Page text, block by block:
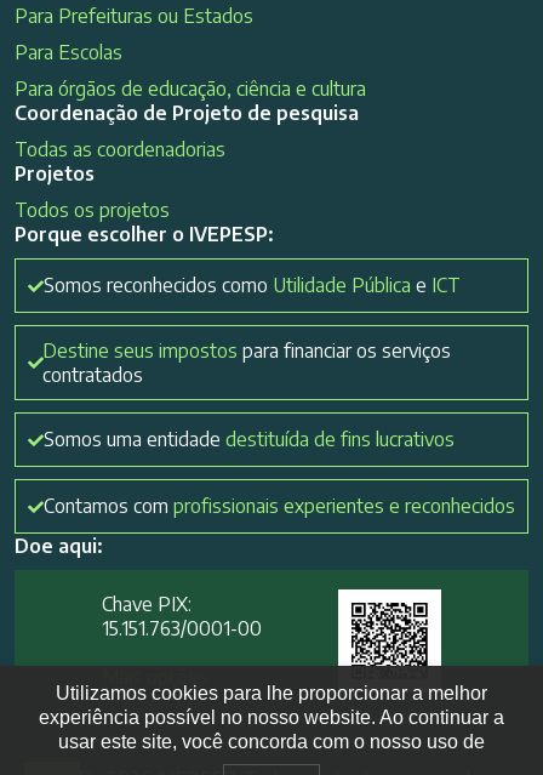
Para Prefeituras ou Estados
Para Escolas
Para órgãos de educação, ciência e cultura
Coordenação de Projeto de pesquisa
Todas as coordenadorias
Projetos
Todos os projetos
Porque escolher o IVEPESP:
Somos reconhecidos como Utilidade Pública e ICT
Destine seus impostos para financiar os serviços
contratados
Somos uma entidade destituída de fins lucrativos
Contamos com profissionais experientes e reconhecidos
Doe aqui:
Chave PIX:
15.151.763/0001-00​
Utilizamos cookies para lhe proporcionar a melhor
experiência possível no nosso website. Ao continuar a
usar este site, você concorda com o nosso uso de